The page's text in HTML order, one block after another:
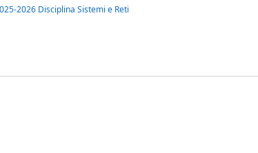
2026 Disciplina Sistemi e Reti